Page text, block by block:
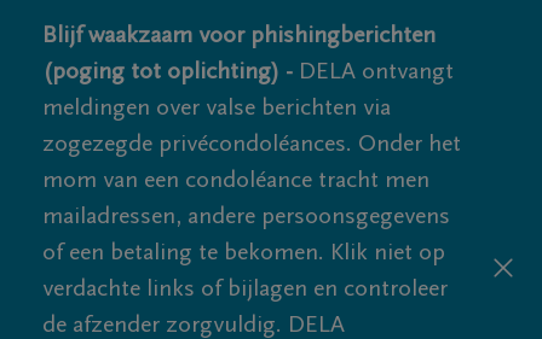
Blijf waakzaam voor phishingberichten
(poging tot oplichting) - DELA ontvangt
meldingen over valse berichten via
zogezegde privécondoléances. Onder het
mom van een condoléance tracht men
mailadressen, andere persoonsgegevens
of een betaling te bekomen. Klik niet op
verdachte links of bijlagen en controleer
de afzender zorgvuldig. DELA